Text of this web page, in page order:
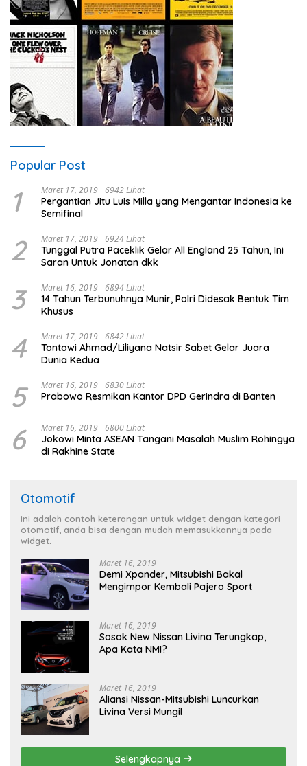
Popular Post
1 Maret 17, 2019 6942 Lihat
Pergantian Jitu Luis Milla yang Mengantar Indonesia ke
Semifinal
2 Maret 17, 2019 6924 Lihat
Tunggal Putra Paceklik Gelar All England 25 Tahun, Ini
Saran Untuk Jonatan dkk
3 Maret 16, 2019 6894 Lihat
14 Tahun Terbunuhnya Munir, Polri Didesak Bentuk Tim
Khusus
4 Maret 17, 2019 6842 Lihat
Tontowi Ahmad/Liliyana Natsir Sabet Gelar Juara
Dunia Kedua
5 Maret 16, 2019 6830 Lihat
Prabowo Resmikan Kantor DPD Gerindra di Banten
6 Maret 16, 2019 6800 Lihat
Jokowi Minta ASEAN Tangani Masalah Muslim Rohingya
di Rakhine State
Otomotif
Ini adalah contoh keterangan untuk widget dengan kategori
otomotif, anda bisa dengan mudah memasukkannya pada
widget.
Maret 16, 2019
Demi Xpander, Mitsubishi Bakal
Mengimpor Kembali Pajero Sport
Maret 16, 2019
Sosok New Nissan Livina Terungkap,
Apa Kata NMI?
Maret 16, 2019
Aliansi Nissan-Mitsubishi Luncurkan
Livina Versi Mungil
Selengkapnya